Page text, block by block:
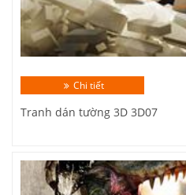
Chi tiết
Tranh dán tường 3D 3D07